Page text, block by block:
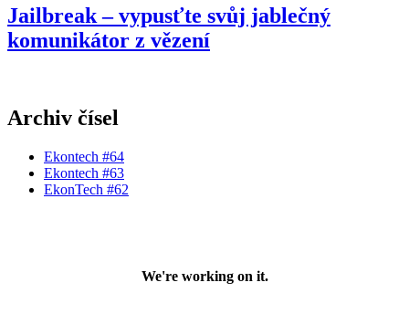
Jailbreak – vypusťte svůj jablečný
komunikátor z vězení
Archiv čísel
Ekontech #64
Ekontech #63
EkonTech #62